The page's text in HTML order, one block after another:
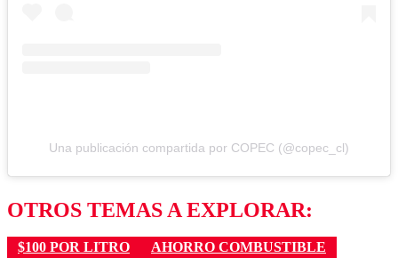
Una publicación compartida por COPEC (@copec_cl)
OTROS TEMAS A EXPLORAR:
$100 POR LITRO
AHORRO COMBUSTIBLE